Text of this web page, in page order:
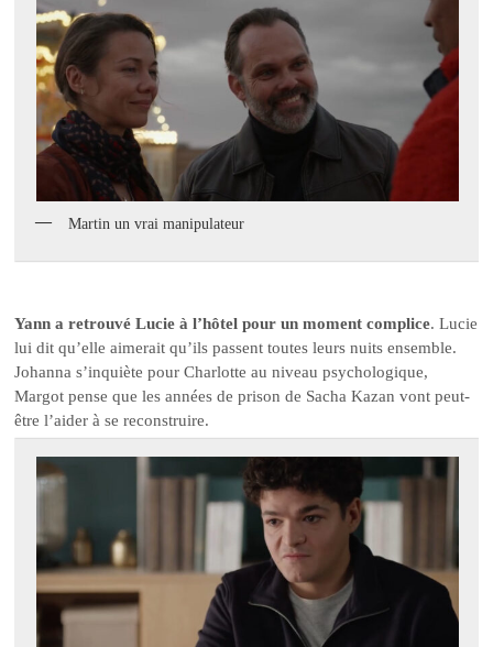
Martin un vrai manipulateur
Yann a retrouvé Lucie à l’hôtel pour un moment complice. Lucie
lui dit qu’elle aimerait qu’ils passent toutes leurs nuits ensemble.
Johanna s’inquiète pour Charlotte au niveau psychologique,
Margot pense que les années de prison de Sacha Kazan vont peut-
être l’aider à se reconstruire.